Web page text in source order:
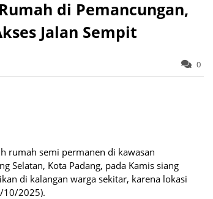
di Pemancungan,
Jalan Sempit
0
rumah semi permanen di kawasan
Selatan, Kota Padang, pada Kamis siang
di kalangan warga sekitar, karena lokasi
10/2025).